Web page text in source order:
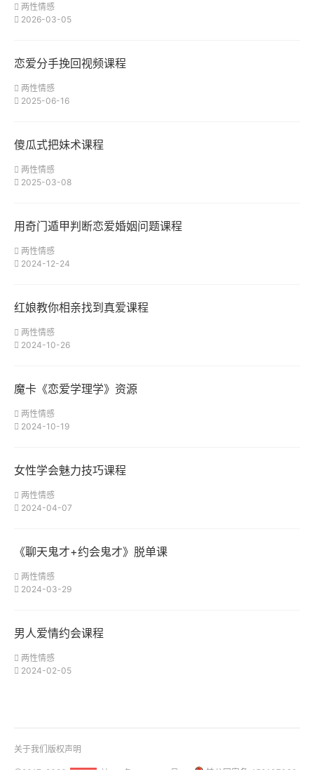
两性情感
2026-03-05
恋爱分手挽回视频课程
两性情感
2025-06-16
傻瓜式把妹术课程
两性情感
2025-03-08
用奇门遁甲判断恋爱婚姻问题课程
两性情感
2024-12-24
红娘教你相亲找到真爱课程
两性情感
2024-10-26
魔卡《恋爱学理学》资源
两性情感
2024-10-19
女性学会魅力技巧课程
两性情感
2024-04-07
《聊天鬼才+约会鬼才》脱单课
两性情感
2024-03-29
男人爱情约会课程
两性情感
2024-02-05
关于我们 版权声明
@2017-2026 桂ICP备18001158号-1
桂公网安备 450107020